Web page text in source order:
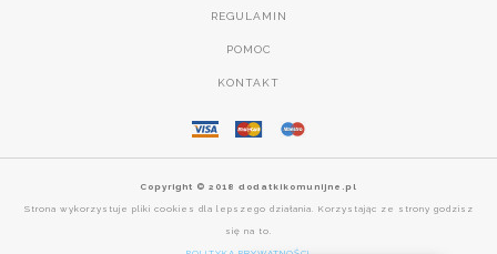
REGULAMIN
POMOC
KONTAKT
Copyright © 2018 dodatkikomunijne.pl
Strona wykorzystuje pliki cookies dla lepszego działania. Korzystając ze strony godzisz
się na to.